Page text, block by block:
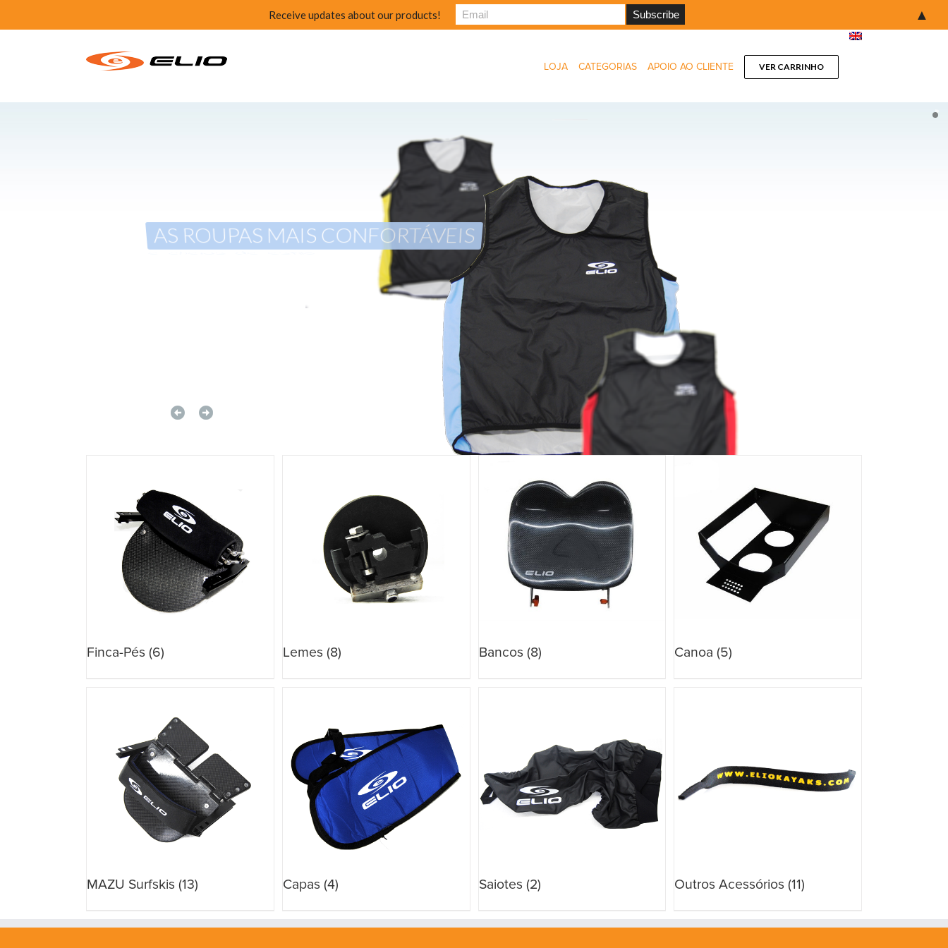
LOJA CATEGORIAS APOIO AO CLIENTE VER CARRINHO
AS ROUPAS MAIS CONFORTÁVEIS
Finca-Pés (6) Lemes (8) Bancos (8) Canoa(5)
MAZU Surfskis (13) Capas (4) Saiotes (2) Outros Acessórios(11)
Receive updates about our products! ▲